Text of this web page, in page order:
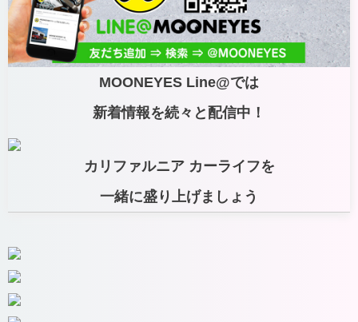
MOONEYES Line@では
新着情報を続々と配信中！
カリファルニア カーライフを
一緒に盛り上げましょう